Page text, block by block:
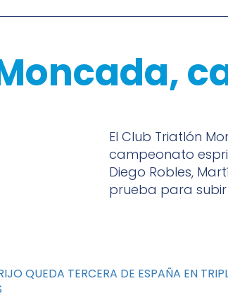
El Club Triatlón
campeonato
Diego Robles,
prueba para
QUEDA TERCERA DE ESPAÑA EN